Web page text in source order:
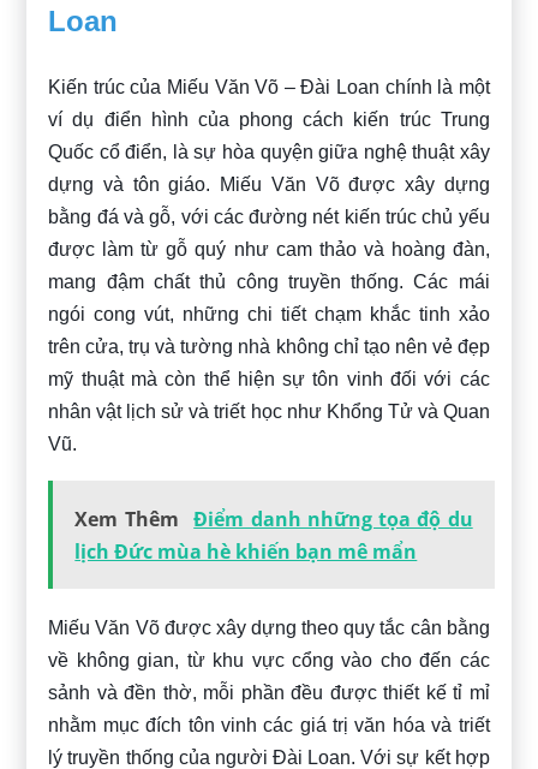
Loan
Kiến trúc của Miếu Văn Võ – Đài Loan chính là một
ví dụ điển hình của phong cách kiến trúc Trung
Quốc cổ điển, là sự hòa quyện giữa nghệ thuật xây
dựng và tôn giáo. Miếu Văn Võ được xây dựng
bằng đá và gỗ, với các đường nét kiến trúc chủ yếu
được làm từ gỗ quý như cam thảo và hoàng đàn,
mang đậm chất thủ công truyền thống. Các mái
ngói cong vút, những chi tiết chạm khắc tinh xảo
trên cửa, trụ và tường nhà không chỉ tạo nên vẻ đẹp
mỹ thuật mà còn thể hiện sự tôn vinh đối với các
nhân vật lịch sử và triết học như Khổng Tử và Quan
Vũ.
Xem Thêm
Điểm danh những tọa độ du
lịch Đức mùa hè khiến bạn mê mẩn
Miếu Văn Võ được xây dựng theo quy tắc cân bằng
về không gian, từ khu vực cổng vào cho đến các
sảnh và đền thờ, mỗi phần đều được thiết kế tỉ mỉ
nhằm mục đích tôn vinh các giá trị văn hóa và triết
lý truyền thống của người Đài Loan. Với sự kết hợp